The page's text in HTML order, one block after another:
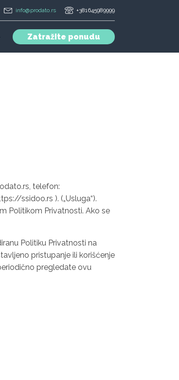
info@prodato.rs +381645989999
Zatražite ponudu
telefon:
ssidoo.rs ). („Usluga“).
Politikom Privatnosti. Ako se
Politiku Privatnosti na
pristupanje ili korišćenje
pregledate ovu